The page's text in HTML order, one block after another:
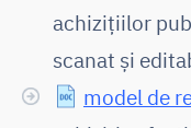
achizițiilor
scanat și
model de